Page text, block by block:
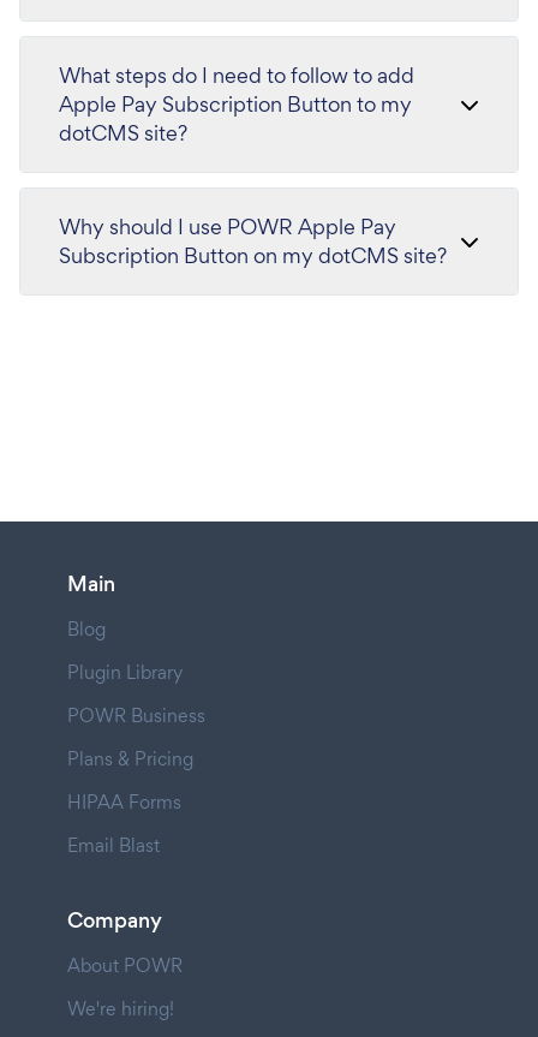
What steps do I need to follow to add
Apple Pay Subscription Button to my
dotCMS site?
Why should I use POWR Apple Pay
Subscription Button on my dotCMS site?
Main
Blog
Plugin Library
POWR Business
Plans & Pricing
HIPAA Forms
Email Blast
Company
About POWR
We're hiring!